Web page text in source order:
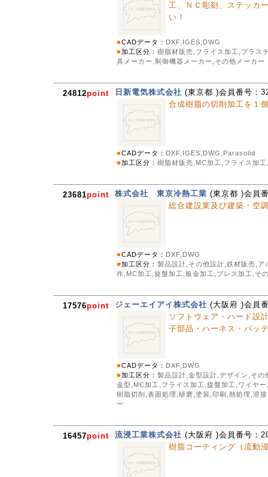
工、ＮＣ彫刻、ステッカ
い！
■CADデータ： DXF,IGES,DWG
■加工区分： 樹脂材販売,フライス加工,プラス
具メーカー,制御機器メーカー,その他メーカー
24812point 日新電気株式会社 (東京都 )会員番号：
合成樹脂の切削加工を１
■CADデータ： DXF,IGES,DWG,Parasolid
■加工区分： 樹脂材販売,MC加工,フライス加
23681point 株式会社 東京冷熱工業 (東京都 )会員
総合建設業及び建築・空
■CADデータ： DXF,DWG
■加工区分： 製品設計,その他設計,鉄材販売,
作,MC加工,旋盤加工,板金加工,プレス加工,そ
17576point ジェーエイアイ株式会社 (大阪府 )会員
ソフトウェア・ハード設
子部品・ハーネス・バッ
■CADデータ： DXF,DWG
■加工区分： 製品設計,金型設計,デザイン,そ
金型,MC加工,フライス加工,旋盤加工,ワイヤ
樹脂切削,表面処理,研磨,塗装,印刷,熱処理,溶
ー
16457point 流浸工業株式会社 (大阪府 )会員番号：
樹脂コーティング（流動